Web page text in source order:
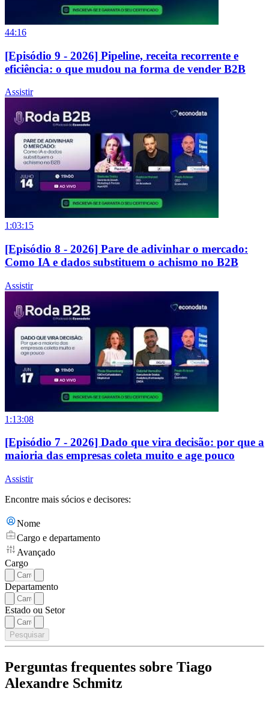
44:16
[Episódio 9 - 2026] Pipeline, receita recorrente e
eficiência: o que mudou na forma de vender B2B
Assistir
1:03:15
[Episódio 8 - 2026] Pare de adivinhar o mercado:
Como IA e dados substituem o achismo no B2B
Assistir
1:13:08
[Episódio 7 - 2026] Dado que vira decisão: por que a
maioria das empresas coleta muito e age pouco
Assistir
Encontre mais sócios e decisores:
Nome
Cargo e departamento
Avançado
Cargo
Departamento
Estado ou Setor
Pesquisar
Perguntas frequentes sobre Tiago
Alexandre Schmitz